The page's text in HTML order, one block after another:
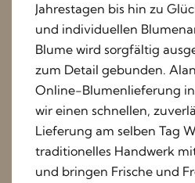
Jahrestagen bis hin zu
und individuellen
Blume wird sorgfältig
zum Detail gebunden.
Online-Blumenlieferung
wir einen schnellen,
Lieferung am selben Tag
traditionelles Handwerk
und bringen Frische und